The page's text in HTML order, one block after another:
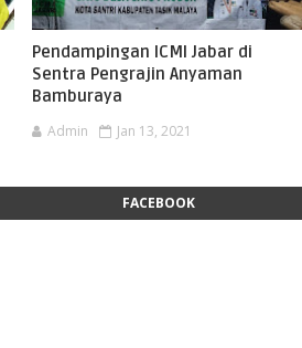
Pendampingan ICMI Jabar di
Sentra Pengrajin Anyaman
Bamburaya
Admin Jan 13, 2021
FACEBOOK